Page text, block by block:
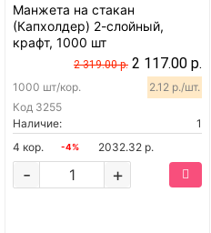
Манжета на стакан
(Капхолдер) 2-слойный,
крафт, 1000 шт
2 319.00 р. 2 117.00 р.
Код 3255
1000 шт/кор. 2.12 р./шт.
Наличие:
1
4 кор.
-4% 2032.32 р.
+
-